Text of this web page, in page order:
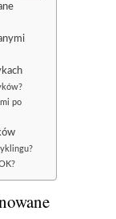
po